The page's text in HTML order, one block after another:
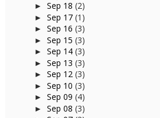
► Sep 18 (2)
► Sep 17 (1)
► Sep 16 (3)
► Sep 15 (3)
► Sep 14 (3)
► Sep 13 (3)
► Sep 12 (3)
► Sep 10 (3)
► Sep 09 (4)
► Sep 08 (3)